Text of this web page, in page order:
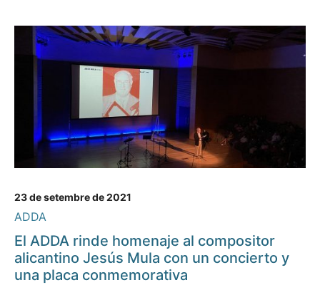
23 de setembre de 2021
ADDA
El ADDA rinde homenaje al compositor
alicantino Jesús Mula con un concierto y
una placa conmemorativa